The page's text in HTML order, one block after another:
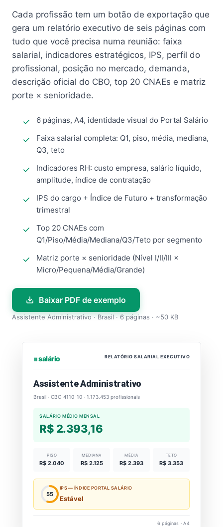
Cada profissão tem um botão de exportação que
gera um relatório executivo de seis páginas com
tudo que você precisa numa reunião: faixa
salarial, indicadores estratégicos, IPS, perfil do
profissional, posição no mercado, demanda,
descrição oficial do CBO, top 20 CNAEs e matriz
porte × senioridade.
6 páginas, A4, identidade visual do Portal Salário
Faixa salarial completa: Q1, piso, média, mediana,
Q3, teto
Indicadores RH: custo empresa, salário líquido,
amplitude, índice de contratação
IPS do cargo + Índice de Futuro + transformação
trimestral
Top 20 CNAEs com
Q1/Piso/Média/Mediana/Q3/Teto por segmento
Matriz porte × senioridade (Nível I/II/III ×
Micro/Pequena/Média/Grande)
Baixar PDF de exemplo
Assistente Administrativo · Brasil · 6 páginas · ~50 KB
⏐⏐⏐ salário RELATÓRIO SALARIAL EXECUTIVO
Assistente Administrativo
Brasil · CBO 4110-10 · 1.173.453 profissionais
SALÁRIO MÉDIO MENSAL
R$ 2.393,16
PISO
R$ 2.040
MEDIANA
R$ 2.125
MÉDIA
R$ 2.393
TETO
R$ 3.353
55
IPS — ÍNDICE PORTAL SALÁRIO
Estável
6 páginas · A4